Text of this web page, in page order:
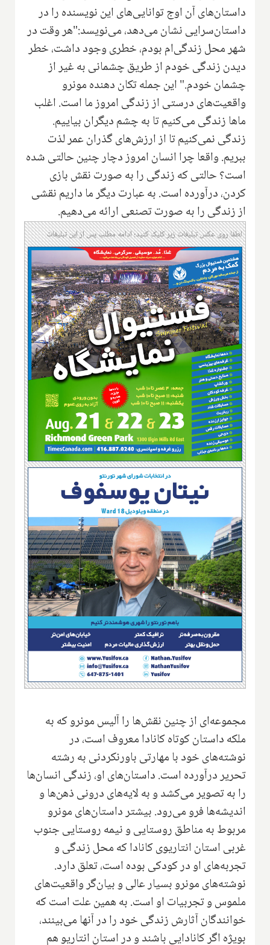
داستان‌های آن اوج توانایی‌های این نویسنده را در
داستان‌سرایی نشان می‌دهد، می‌نویسد:"هر وقت در
شهر محل زندگی‌ام بودم، خطری وجود داشت، خطر
دیدن زندگی خودم از طریق چشمانی به غیر از
چشمان خودم." این جمله تکان دهنده مونرو
واقعیت‌های درستی از زندگی امروز ما است. اغلب
ماها زندگی می‌کنیم تا به چشم دیگران بیاییم.
زندگی نمی‌کنیم تا از ارزش‌های گذران عمر لذت
ببریم. واقعا چرا انسان امروز دچار چنین حالتی شده
است؟ حالتی که زندگی را به صورت نقش بازی
کردن‌‌، درآورده است. به عبارت دیگر ما داریم نقشی
از زندگی را به صورت تصنعی ارائه می‌دهیم.
لطفا روی عکس تبلیغات زیر کلیک کنید؛ ادامه مطلب پس از این تبلیغات
مجموعه‌ای از چنین نقش‌ها را آلیس مونرو که به
ملکه داستان کوتاه کانادا معروف است، در
نوشته‌های خود با مهارتی باور‌نکردنی به رشته
تحریر در‌آورده است. داستان‌های او، زندگی انسان‌ها
را به تصویر می‌کشد و به لایه‌های درونی ذهن‌ها و
اندیشه‌ها فرو می‌رود. بیشتر داستان‌های مونرو
مربوط به مناطق روستایی و نیمه روستایی جنوب
غربی استان انتاریوی کانادا که محل زندگی و
تجربه‌های او در کودکی بوده است، تعلق دارد.
نوشته‌های مونرو بسیار عالی و بیان‌گر واقعیت‌های
ملموس و تجربیات او است. به همین علت است که
خوانندگان آثارش زندگی خود را در آنها می‌بینند،
بویژه اگر کانادایی با‌شند و در استان انتاریو هم